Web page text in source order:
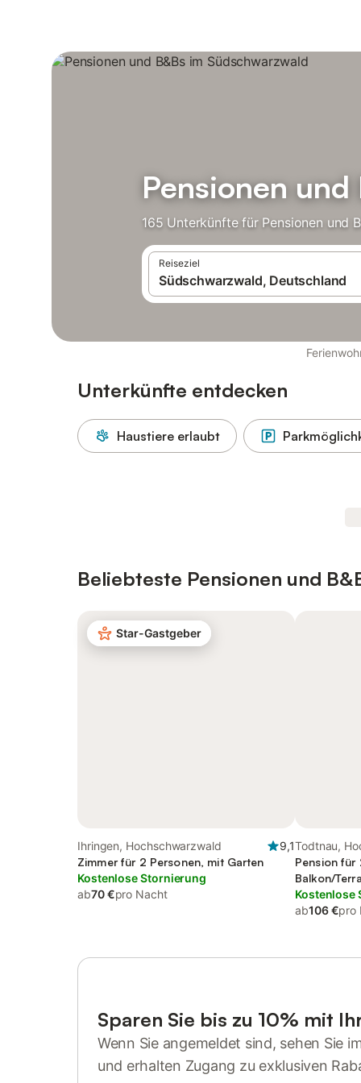
Pensionen
165 Unterkünfte für Pensionen und
Reiseziel
Unterkünfte entdecken
Haustiere erlaubt
Beliebteste Pensionen und
Star-Gastgeber
Ihringen, Hochschwarzwald
9,1
Zimmer für 2 Personen, mit Garten
Kostenlose Stornierung
ab70 €pro Nacht
Todtnau,
Pension für
Balkon/
Sauna und
Kostenlose
ab106 €pro
Sparen Sie bis zu 10% mit
Wenn Sie angemeldet sind, sehen Sie
und erhalten Zugang zu exklusiven